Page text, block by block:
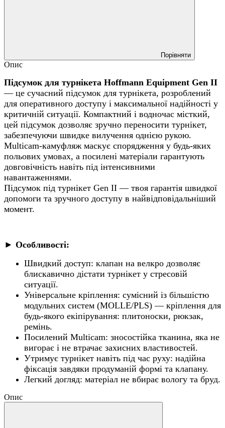
Порівняти
Опис
Підсумок для турнікета Hoffmann Equipment Gen II
— це сучасний підсумок для турнікета, розроблений
для оперативного доступу і максимальної надійності у
критичній ситуації. Компактний і водночас місткий,
цей підсумок дозволяє зручно переносити турнікет,
забезпечуючи швидке вилучення однією рукою.
Multicam-камуфляж маскує спорядження у будь-яких
польових умовах, а посилені матеріали гарантують
довговічність навіть під інтенсивними
навантаженнями.
Підсумок під турнікет Gen II — твоя гарантія швидкої
допомоги та зручного доступу в найвідповідальніший
момент.
► Особливості:
Швидкий доступ: клапан на велкро дозволяє
блискавично дістати турнікет у стресовій
ситуації.
Універсальне кріплення: сумісний із більшістю
модульних систем (MOLLE/PLS) — кріплення для
будь-якого екіпірування: плитоноски, рюкзак,
ремінь.
Посилений Multicam: зносостійка тканина, яка не
вигорає і не втрачає захисних властивостей.
Утримує турнікет навіть під час руху: надійна
фіксація завдяки продуманій формі та клапану.
Легкий догляд: матеріал не вбирає вологу та бруд.
Опис